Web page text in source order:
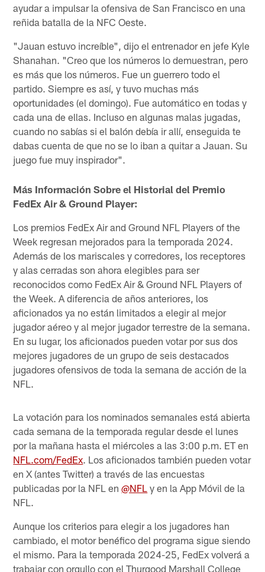
ayudar a impulsar la ofensiva de San Francisco en una
reñida batalla de la NFC Oeste.
"Jauan estuvo increíble", dijo el entrenador en jefe Kyle
Shanahan. "Creo que los números lo demuestran, pero
es más que los números. Fue un guerrero todo el
partido. Siempre es así, y tuvo muchas más
oportunidades (el domingo). Fue automático en todas y
cada una de ellas. Incluso en algunas malas jugadas,
cuando no sabías si el balón debía ir allí, enseguida te
dabas cuenta de que no se lo iban a quitar a Jauan. Su
juego fue muy inspirador".
Más Información Sobre el Historial del Premio
FedEx Air & Ground Player:
Los premios FedEx Air and Ground NFL Players of the
Week regresan mejorados para la temporada 2024.
Además de los mariscales y corredores, los receptores
y alas cerradas son ahora elegibles para ser
reconocidos como FedEx Air & Ground NFL Players of
the Week. A diferencia de años anteriores, los
aficionados ya no están limitados a elegir al mejor
jugador aéreo y al mejor jugador terrestre de la semana.
En su lugar, los aficionados pueden votar por sus dos
mejores jugadores de un grupo de seis destacados
jugadores ofensivos de toda la semana de acción de la
NFL.
La votación para los nominados semanales está abierta
cada semana de la temporada regular desde el lunes
por la mañana hasta el miércoles a las 3:00 p.m. ET en
NFL.com/FedEx. Los aficionados también pueden votar
en X (antes Twitter) a través de las encuestas
publicadas por la NFL en@NFL y en la App Móvil de la
NFL.
Aunque los criterios para elegir a los jugadores han
cambiado, el motor benéfico del programa sigue siendo
el mismo. Para la temporada 2024-25, FedEx volverá a
trabajar con orgullo con el Thurgood Marshall College